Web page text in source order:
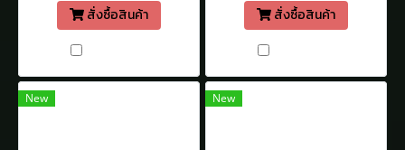
สั่งซื้อสินค้า
สั่งซื้อสินค้า
New New